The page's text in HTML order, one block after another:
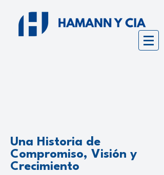
Una Historia de
Compromiso, Visión y
Crecimiento